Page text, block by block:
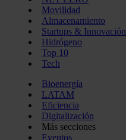
Movilidad
Almacenamiento
Startups & Innovación
Hidrógeno
Top 10
Tech
Bioenergía
LATAM
Eficiencia
Digitalización
Más secciones
Eventos